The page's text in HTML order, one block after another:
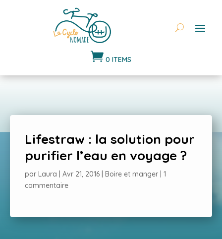
 0 ITEMS
Lifestraw : la solution pour
purifier l’eau en voyage ?
par Laura Avr 21, 2016 Boire et manger
1
commentaire